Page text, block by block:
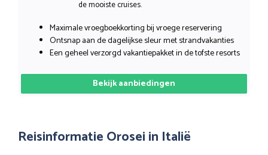
de mooiste cruises.
Maximale vroegboekkorting bij vroege reservering
Ontsnap aan de dagelijkse sleur met strandvakanties
Een geheel verzorgd vakantiepakket in de tofste resorts
Bekijk aanbiedingen
Reisinformatie Orosei in Italië